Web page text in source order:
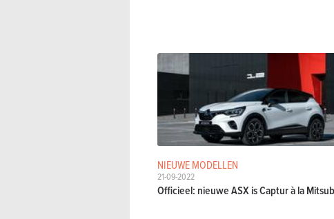
NIEUWE MODELLEN
21-09-2022
Officieel: nieuwe ASX is Captur à la